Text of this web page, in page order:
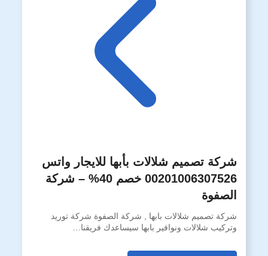
شركة تصميم شلالات بأبها للايجار واتس
00201006307526 خصم 40% – شركة
الصفوة
شركة تصميم شلالات بابها , شركة الصفوة شركة توريد
وتركيب شلالات ونوافير بابها سيساعدك فريقنا…